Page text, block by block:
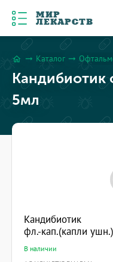
МИР
ЛЕКАРСТВ
home arrow_right_alt Каталог arrow_right_alt
Кандибиотик
5мл
Кандибиотик
фл.-кап.(капли
В наличии